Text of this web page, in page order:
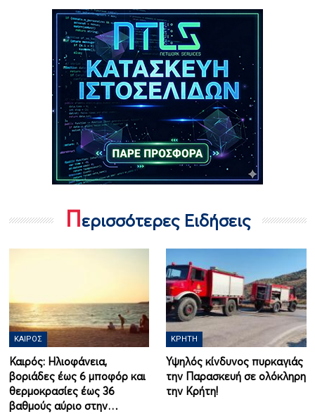
Περισσότερες Ειδήσεις
ΚΑΙΡΌΣ
Καιρός: Ηλιοφάνεια,
βοριάδες έως 6 μποφόρ και
θερμοκρασίες έως 36
βαθμούς αύριο στην…
ΚΡΉΤΗ
Υψηλός κίνδυνος πυρκαγιάς
την Παρασκευή σε ολόκληρη
την Κρήτη!